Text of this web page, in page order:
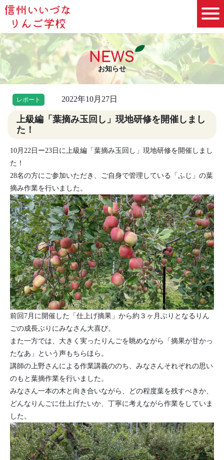
お知らせ
レポート 2022年10月27日
上級編「葉摘み玉回し」現地研修を開催しまし
た！
10月22日ー23日に上級編「葉摘み玉回し」現地研修を開催しまし
た！
28名の方にご参加いただき、ご自身で管理している「ふじ」の葉
摘み作業を行いました。
前回7月に開催した「仕上げ摘果」から約３ヶ月ぶりとなるりん
ごの成長ぶりにみなさん大喜び。
また一方では、大きく実ったりんごを眺めながら「摘果が甘かっ
たなあ」という声もちらほら。
講師の上野さんによる作業講義ののち、みなさんそれぞれの思い
のもと葉摘作業を行いました。
みなさん一本の木と向き合いながら、どの程度葉を残すべきか、
どんなりんごに仕上げたいか、丁寧に考えながら作業をしていま
した。